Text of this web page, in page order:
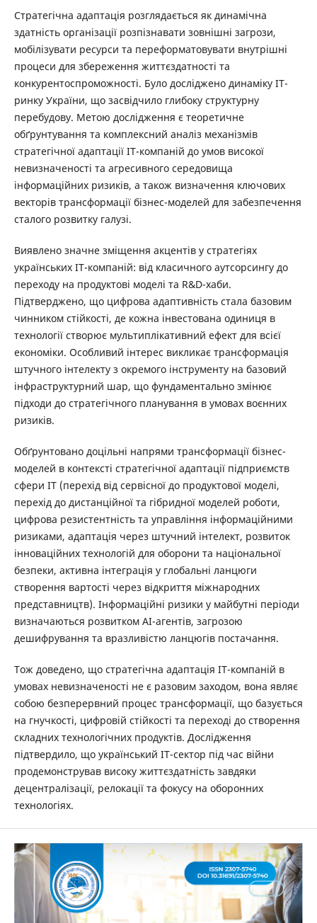
Стратегічна адаптація розглядається як динамічна
здатність організації розпізнавати зовнішні загрози,
мобілізувати ресурси та переформатовувати внутрішні
процеси для збереження життєздатності та
конкурентоспроможності. Було досліджено динаміку ІТ-
ринку України, що засвідчило глибоку структурну
перебудову. Метою дослідження є теоретичне
обґрунтування та комплексний аналіз механізмів
стратегічної адаптації ІТ-компаній до умов високої
невизначеності та агресивного середовища
інформаційних ризиків, а також визначення ключових
векторів трансформації бізнес-моделей для забезпечення
сталого розвитку галузі.
Виявлено значне зміщення акцентів у стратегіях
українських ІТ-компаній: від класичного аутсорсингу до
переходу на продуктові моделі та R&D-хаби.
Підтверджено, що цифрова адаптивність стала базовим
чинником стійкості, де кожна інвестована одиниця в
технології створює мультиплікативний ефект для всієї
економіки. Особливий інтерес викликає трансформація
штучного інтелекту з окремого інструменту на базовий
інфраструктурний шар, що фундаментально змінює
підходи до стратегічного планування в умовах воєнних
ризиків.
Обґрунтовано доцільні напрями трансформації бізнес-
моделей в контексті стратегічної адаптації підприємств
сфери ІТ (перехід від сервісної до продуктової моделі,
перехід до дистанційної та гібридної моделей роботи,
цифрова резистентність та управління інформаційними
ризиками, адаптація через штучний інтелект, розвиток
інноваційних технологій для оборони та національної
безпеки, активна інтеграція у глобальні ланцюги
створення вартості через відкриття міжнародних
представництв). Інформаційні ризики у майбутні періоди
визначаються розвитком AI-агентів, загрозою
дешифрування та вразливістю ланцюгів постачання.
Тож доведено, що стратегічна адаптація ІТ-компаній в
умовах невизначеності не є разовим заходом, вона являє
собою безперервний процес трансформації, що базується
на гнучкості, цифровій стійкості та переході до створення
складних технологічних продуктів. Дослідження
підтвердило, що український ІТ-сектор під час війни
продемонстрував високу життєздатність завдяки
децентралізації, релокації та фокусу на оборонних
технологіях.